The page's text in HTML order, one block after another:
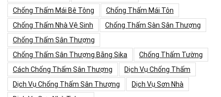
Chống Thấm Mái Bê Tông
Chống Thấm Mái Tôn
Chống Thấm Nhà Vệ Sinh
Chống Thấm Sàn Sân Thượng
Chống Thấm Sân Thượng
Chống Thấm Sân Thượng Bằng Sika
Chống Thấm Tường
Cách Chống Thấm Sân Thượng
Dịch Vụ Chống Thấm
Dịch Vụ Chống Thấm Sân Thượng
Dịch Vụ Sơn Nhà